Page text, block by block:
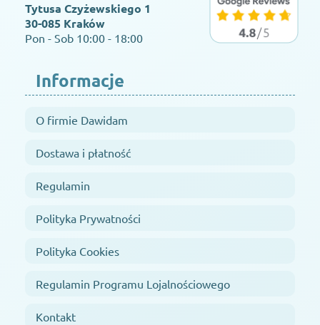
Tytusa Czyżewskiego 1
30-085 Kraków
Pon - Sob 10:00 - 18:00
Informacje
O firmie Dawidam
Dostawa i płatność
Regulamin
Polityka Prywatności
Polityka Cookies
Regulamin Programu Lojalnościowego
Kontakt